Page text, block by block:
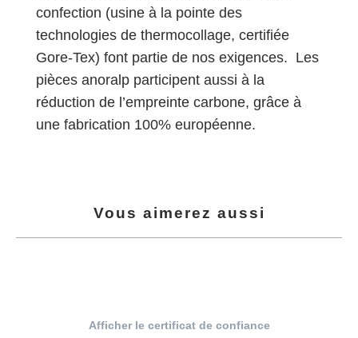
confection (usine à la pointe des
technologies de thermocollage, certifiée
Gore-Tex) font partie de nos exigences. Les
pièces anoralp participent aussi à la
réduction de l’empreinte carbone, grâce à
une fabrication 100% européenne.
Vous aimerez aussi
Afficher le certificat de confiance